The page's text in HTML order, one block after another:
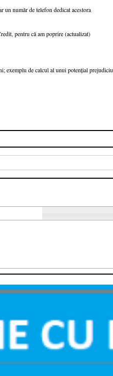
număr de telefon dedicat acestora
pentru că am poprire (actualizat)
exemplu de calcul al unui potențial prejudiciu